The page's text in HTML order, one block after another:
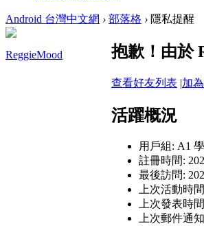
Android 台灣中文網 › 部落格 › 隱私提醒
ReggieMood 抱歉！由於
查看好友列表 |加
活躍概況
用戶組: A1
註冊時間:
最後訪問:
上次活動時
上次發表時
上次郵件通